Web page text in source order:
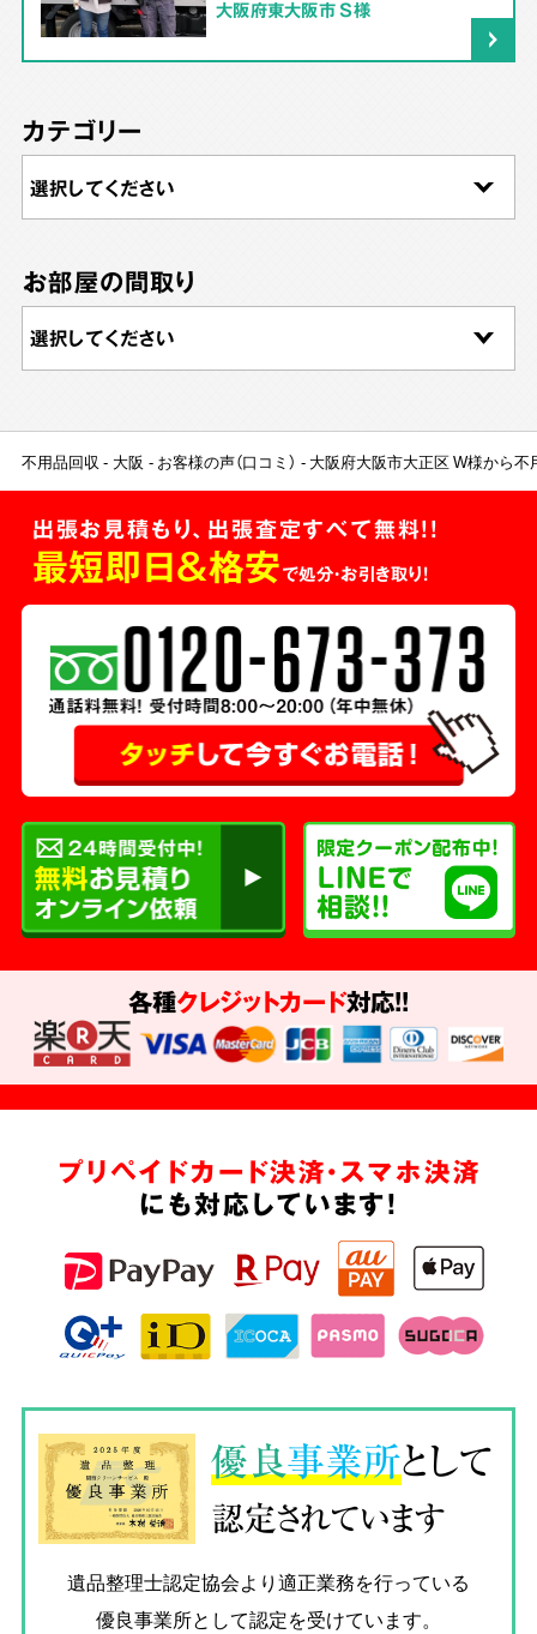
大阪府東大阪市 S様
カテゴリー
お部屋の間取り
不用品回収 大阪 お客様の声（口コミ） 大阪府大阪市大正区 W様から
出張お見積もり、出張査定すべて無料!!
最短即日＆格安で処分・お引き取り！
各種クレジットカード対応!!
プリペイドカード決済・スマホ決済
にも対応しています!
優良事業所として
認定されています
遺品整理士認定協会より適正業務を行っている
優良事業所として認定を受けています。